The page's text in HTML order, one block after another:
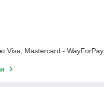
Visa, Mastercard - WayForPay